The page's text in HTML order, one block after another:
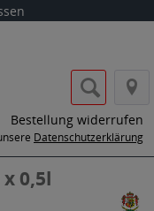
Bestellung widerrufen
Datenschutzerklärung
0,5l